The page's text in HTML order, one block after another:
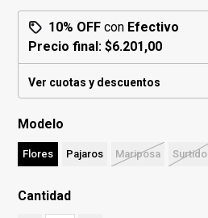
10% OFF con Efectivo
Precio final:$6.201,00
Ver cuotas y descuentos
Modelo
Flores Pajaros Mariposa Surtido
Cantidad